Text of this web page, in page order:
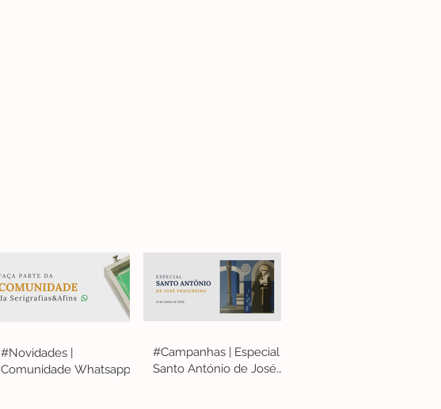
#Novidades |
Comunidade Whatsapp
#Campanhas | Especial
Santo António de José